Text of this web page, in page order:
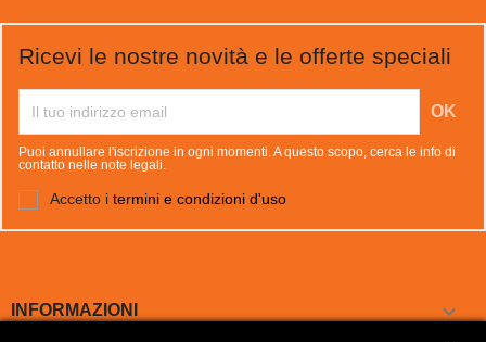
Ricevi le nostre novità e le offerte speciali
Puoi annullare l'iscrizione in ogni momenti. A questo scopo, cerca le info di
contatto nelle note legali.
Accetto i termini e condizioni d'uso
INFORMAZIONI 